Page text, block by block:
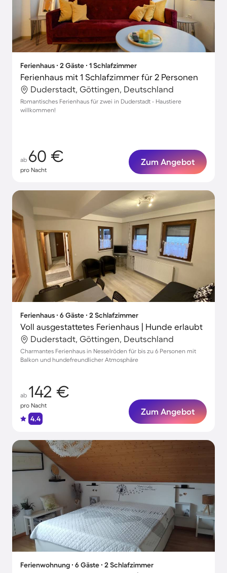
Ferienhaus ∙ 2 Gäste ∙ 1 Schlafzimmer
Ferienhaus mit 1 Schlafzimmer für 2 Personen
Duderstadt, Göttingen, Deutschland
Romantisches Ferienhaus für zwei in Duderstadt - Haustiere
willkommen!
ab 60 €
pro Nacht
Zum Angebot
Ferienhaus ∙ 6 Gäste ∙ 2 Schlafzimmer
Voll ausgestattetes Ferienhaus | Hunde erlaubt
Duderstadt, Göttingen, Deutschland
Charmantes Ferienhaus in Nesselröden für bis zu 6 Personen mit
Balkon und hundefreundlicher Atmosphäre
ab 142 €
pro Nacht
4.4
Zum Angebot
Ferienwohnung ∙ 6 Gäste ∙ 2 Schlafzimmer